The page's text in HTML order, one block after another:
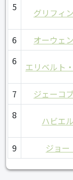
5
グリフィ
6 オーウェ
6
エリベルト
7 ジェーコ
8
ハビエ
9 ジョー